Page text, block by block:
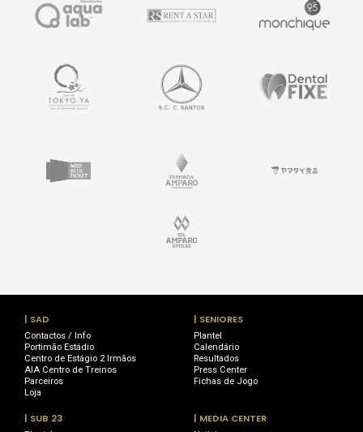
| SAD
Contactos / Info
Portimão Estádio
Centro de Estágio 2 Irmãos
AIA Centro de Treinos
Parceiros
Loja
| SENIORES
Plantel
Calendário
Resultados
Press Center
Fichas de Jogo
| SUB 23 | MEDIA CENTER